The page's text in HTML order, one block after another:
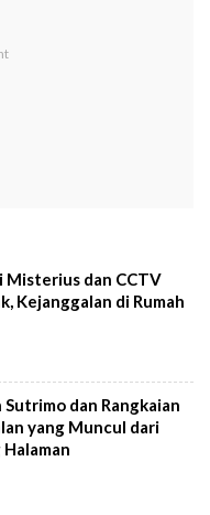
Misterius dan CCTV
Kejanggalan di Rumah
Sutrimo dan Rangkaian
yang Muncul dari